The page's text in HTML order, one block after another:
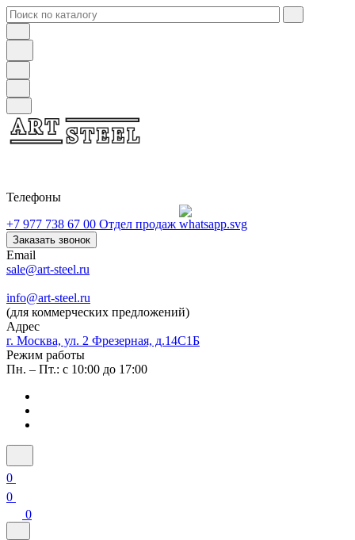
Телефоны
+7 977 738 67 00 Отдел продаж
Заказать звонок
Email
sale@art-steel.ru
info@art-steel.ru
(для коммерческих предложений)
Адрес
г. Москва, ул. 2 Фрезерная, д.14С1Б
Режим работы
Пн. – Пт.: с 10:00 до 17:00
0
0
0